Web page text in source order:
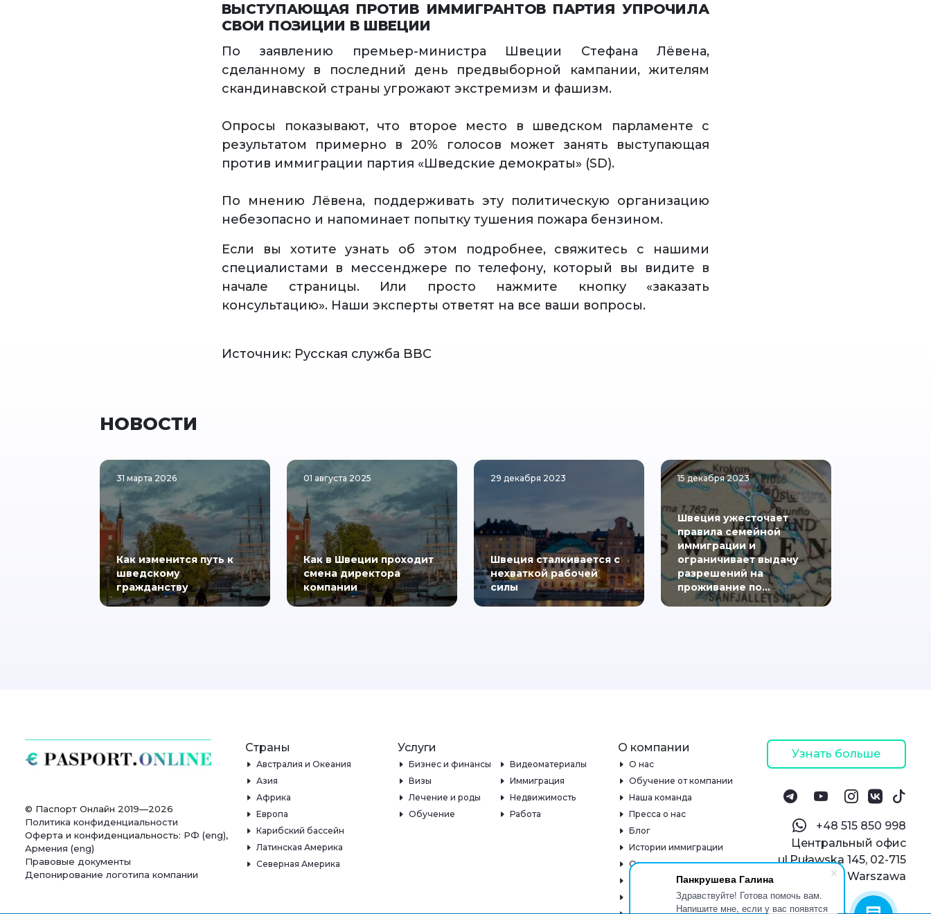
Панкрушева Галина
Здравствуйте! Готова помочь вам.
Напишите мне, если у вас появятся
ВЫСТУПАЮЩАЯ ПРОТИВ ИММИГРАНТОВ ПАРТИЯ УПРОЧИЛА
СВОИ ПОЗИЦИИ В ШВЕЦИИ
По заявлению премьер-министра Швеции Стефана Лёвена,
сделанному в последний день предвыборной кампании, жителям
скандинавской страны угрожают экстремизм и фашизм.
Опросы показывают, что второе место в шведском парламенте с
результатом примерно в 20% голосов может занять выступающая
против иммиграции партия «Шведские демократы» (SD).
По мнению Лёвена, поддерживать эту политическую организацию
небезопасно и напоминает попытку тушения пожара бензином.
Если вы хотите узнать об этом подробнее, свяжитесь с нашими
специалистами в мессенджере по телефону, который вы видите в
начале страницы. Или просто нажмите кнопку «заказать
консультацию». Наши эксперты ответят на все ваши вопросы.
Источник: Русская служба ВВС
НОВОСТИ
31 марта 2026
Как изменится путь к
шведскому
гражданству
01 августа 2025
Как в Швеции проходит
смена директора
компании
29 декабря 2023
Швеция сталкивается с
нехваткой рабочей
силы
15 декабря 2023
Швеция ужесточает
правила семейной
иммиграции и
ограничивает выдачу
разрешений на
проживание по…
© Паспорт Онлайн 2019—2026
Политика конфиденциальности
Оферта и конфиденциальность: РФ (eng),
Армения (eng)
Правовые документы
Депонирование логотипа компании
Страны
Австралия и Океания
Азия
Африка
Европа
Карибский бассейн
Латинская Америка
Северная Америка
Услуги
Бизнес и финансы
Видеоматериалы
Визы
Иммиграция
Лечение и роды
Недвижимость
Обучение
Работа
О компании
О нас
Обучение от компании
Наша команда
Пресса о нас
Блог
Истории иммиграции
Отзывы
Онлайн-школа
Узнать больше
‪+48 515 850 998‬
Центральный офис
ul.Puławska 145, 02-715
Warszawa